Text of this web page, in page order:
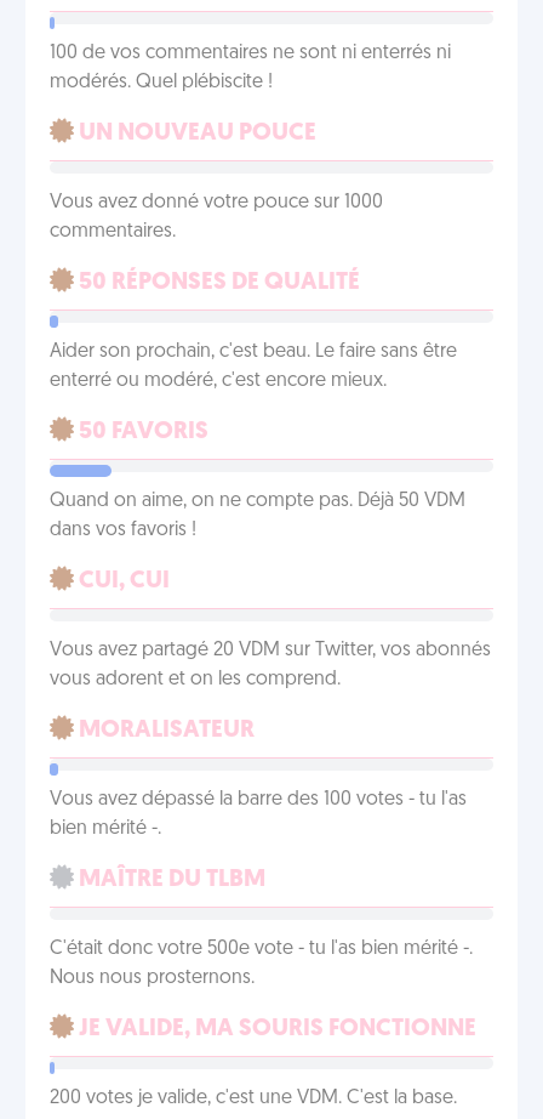
100 de vos commentaires ne sont ni enterrés ni
modérés. Quel plébiscite !
UN NOUVEAU POUCE
Vous avez donné votre pouce sur 1000
commentaires.
50 RÉPONSES DE QUALITÉ
Aider son prochain, c'est beau. Le faire sans être
enterré ou modéré, c'est encore mieux.
50 FAVORIS
Quand on aime, on ne compte pas. Déjà 50 VDM
dans vos favoris !
CUI, CUI
Vous avez partagé 20 VDM sur Twitter, vos abonnés
vous adorent et on les comprend.
MORALISATEUR
Vous avez dépassé la barre des 100 votes - tu l'as
bien mérité -.
MAÎTRE DU TLBM
C'était donc votre 500e vote - tu l'as bien mérité -.
Nous nous prosternons.
JE VALIDE, MA SOURIS FONCTIONNE
200 votes je valide, c'est une VDM. C'est la base.